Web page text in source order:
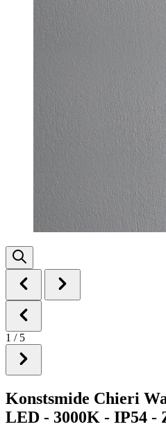
1 / 5
Konstsmide Chieri
LED - 3000K - IP54 -